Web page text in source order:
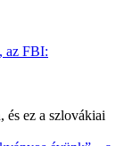
az FBI:
és ez a szlovákiai